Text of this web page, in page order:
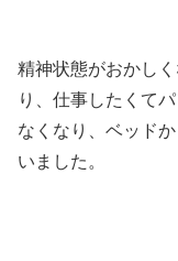
精神状態がおかし
り、仕事したくて
なくなり、ベッド
いました。